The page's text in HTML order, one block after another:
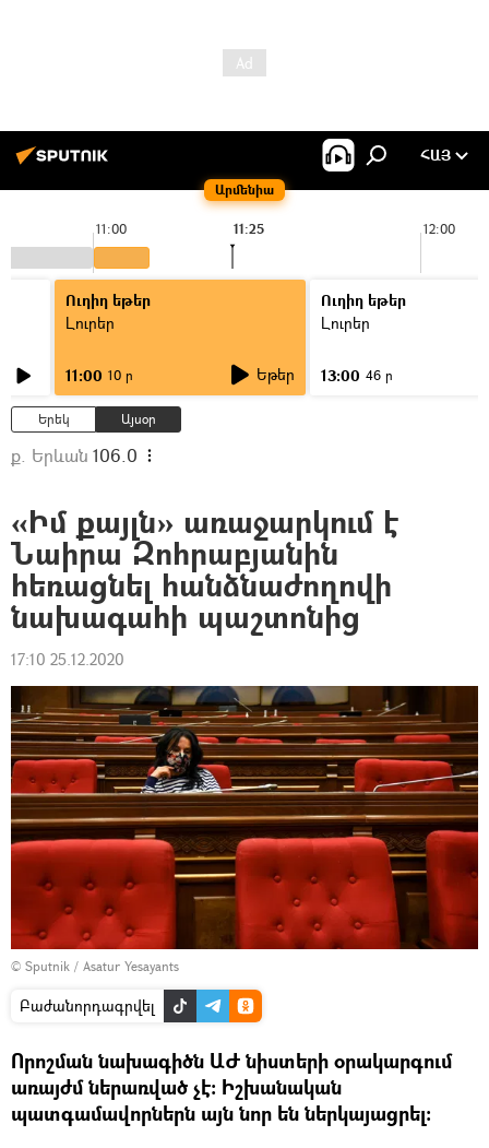
Արմենիա
ՀԱՅ
11:00 12:00
11:25
Ուղիղ եթեր
Լուրեր
11:00 10 ր Եթեր
Ուղիղ եթեր
Լուրեր
13:00 46 ր
Երեկ Այսօր
ք. Երևան 106.0
«Իմ քայլն» առաջարկում է
Նաիրա Զոհրաբյանին
հեռացնել հանձնաժողովի
նախագահի պաշտոնից
17:10 25.12.2020
© Sputnik / Asatur Yesayants
Բաժանորդագրվել
Որոշման նախագիծն ԱԺ նիստերի օրակարգում
առայժմ ներառված չէ։ Իշխանական
պատգամավորներն այն նոր են ներկայացրել։